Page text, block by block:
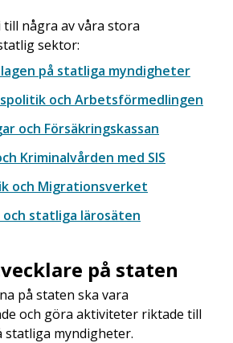
några av våra stora
sektor:
på statliga myndigheter
och Arbetsförmedlingen
och Försäkringskassan
Kriminalvården med SIS
och Migrationsverket
statliga lärosäten
på staten
på staten ska vara
och göra aktiviteter riktade till
statliga myndigheter.